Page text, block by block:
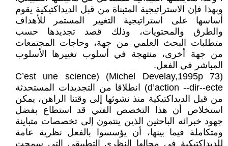
وبهذا فإن الاستراتيجية المتبناة من قبل الديداكتيكية يقوم
أساسها على استراتيجية التغيير المستمر للأهداف
والطرق والمحتويات، وذلك قصد تجديدها حسب
متطلبات البحث العلمي من جهة، وحاجات المجتمعات
من جهة أخرى، منتهجة في أسلوب تغييرها الأسلوب
المباشر في الفعل.
(Michel Develay,1995p 73) (C’est une science
d’action --dir--ecte) انطلاقا من التجديدات المستحدثة
من قبل الديداكتيكية منذ نشوئها إلى وقتنا الراهن، يمكن
استخلاص أن هذا التخصص الفتي قد استطاع بفضل
جهود خبرائه الباحثين الذين ينتمون إلى تخصصات متباينة
ومتكاملة فيما بينها، أن يؤسسوا بالفعل نظرية عامة
للديداكتيكية في مجالها النظري التطبيقي التي سمحت